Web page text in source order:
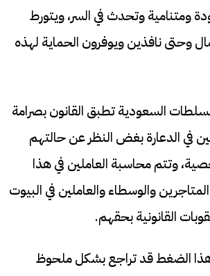
ومتنامية وتحدث في السر، ويتورط
وحتى نافذين ويوفرون الحماية لهذه
السعودية تطبق القانون بصرامة
في الدعارة بغض النظر عن حالتهم
وتتم محاسبة العاملين في هذا
والوسطاء والعاملين في البيوت
القانونية بحقهم.
هذا الضغط قد تراجع بشكل ملحوظ